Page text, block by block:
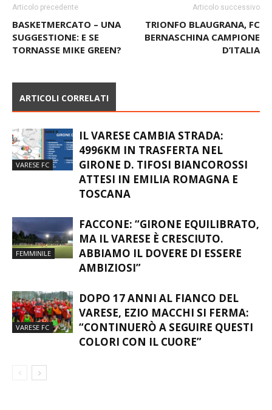
Articolo precedente
BASKETMERCATO – UNA
SUGGESTIONE: E SE
TORNASSE MIKE GREEN?
Articolo successivo
TRIONFO BLAUGRANA, FC
BERNASCHINA CAMPIONE
D’ITALIA
ARTICOLI CORRELATI
VARESE FC
IL VARESE CAMBIA STRADA:
4996KM IN TRASFERTA NEL
GIRONE D. TIFOSI BIANCOROSSI
ATTESI IN EMILIA ROMAGNA E
TOSCANA
FEMMINILE
FACCONE: “GIRONE EQUILIBRATO,
MA IL VARESE È CRESCIUTO.
ABBIAMO IL DOVERE DI ESSERE
AMBIZIOSI”
VARESE FC
DOPO 17 ANNI AL FIANCO DEL
VARESE, EZIO MACCHI SI FERMA:
“CONTINUERÒ A SEGUIRE QUESTI
COLORI CON IL CUORE”